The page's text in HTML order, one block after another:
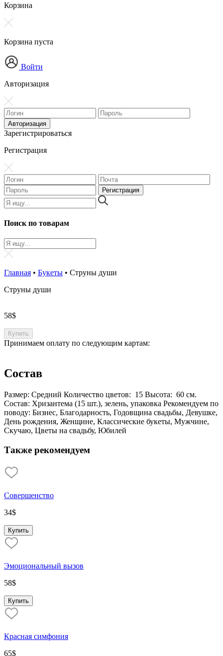
Корзина
Корзина пуста
Войти
Авторизация
Зарегистрироваться
Регистрация
Поиск по товарам
Главная • Букеты • Струны души
Струны души
58$
Купить
Принимаем оплату по следующим картам:
Состав
Размер: Средний Количество цветов: 15 Высота: 60 см.
Состав: Xризантема (15 шт.), зелень, упаковка Рекомендуем по
поводу: Бизнес, Благодарность, Годовщина свадьбы, Девушке,
День рождения, Женщине, Классические букеты, Мужчине,
Скучаю, Цветы на свадьбу, Юбилей
Также рекомендуем
Совершенство
34$
Купить
Эмоциональный вызов
58$
Купить
Красная симфония
65$